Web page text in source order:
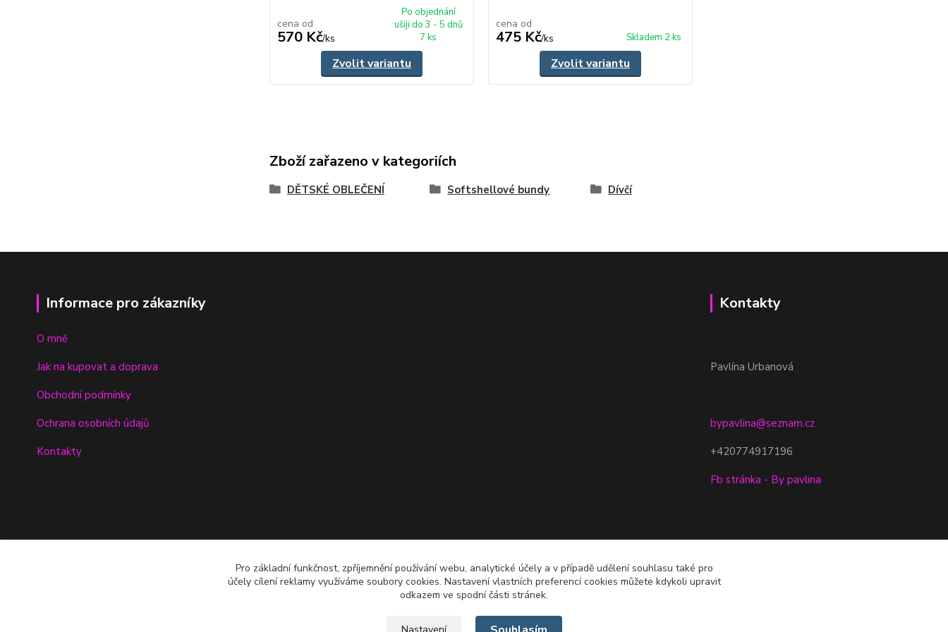
cena od
570 Kč/ks
Po objednání
ušiji do 3 - 5 dnů
7 ks
Zvolit variantu
cena od
475 Kč/ks Skladem 2 ks
Zvolit variantu
Zboží zařazeno v kategoriích
DĚTSKÉ OBLEČENÍ Softshellové bundy Dívčí
Informace pro zákazníky
O mně
Jak na kupovat a doprava
Obchodní podmínky
Ochrana osobních údajů
Kontakty
Kontakty
Pavlína Urbanová
bypavlina@seznam.cz
+420774917196
Fb stránka - By pavlina
Pro základní funkčnost, zpříjemnění používání webu, analytické účely a v případě udělení souhlasu také pro
účely cílení reklamy využíváme soubory cookies. Nastavení vlastních preferencí cookies můžete kdykoli upravit
odkazem ve spodní části stránek.